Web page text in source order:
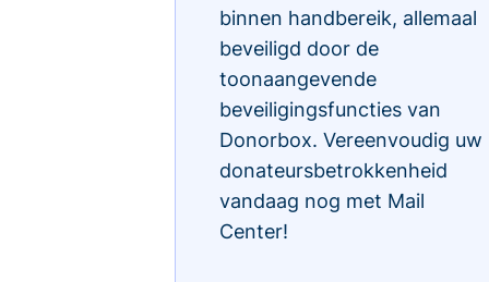
binnen handbereik, allemaal
beveiligd door de
toonaangevende
beveiligingsfuncties van
Donorbox. Vereenvoudig uw
donateursbetrokkenheid
vandaag nog met Mail
Center!